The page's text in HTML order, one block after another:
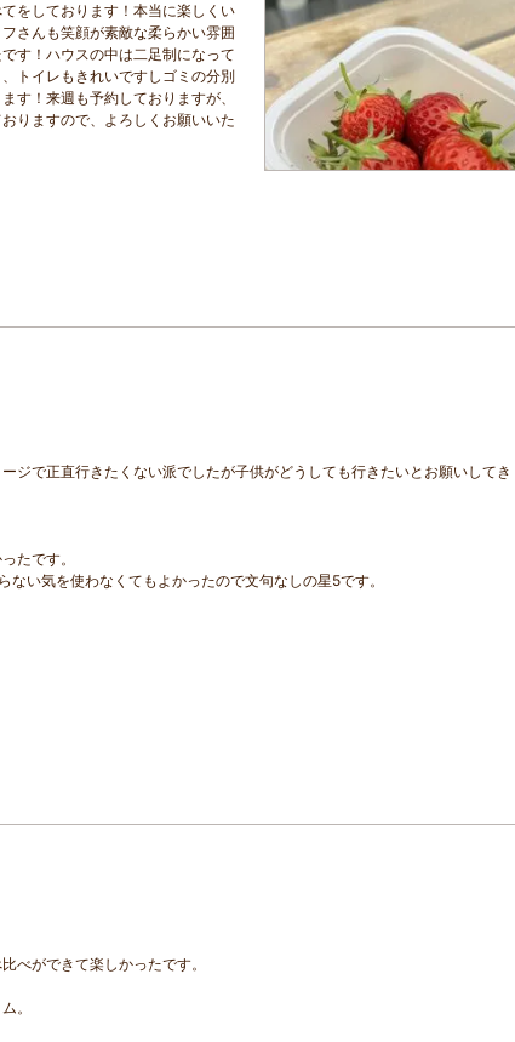
をしております！本当に楽しくい
さんも笑顔が素敵な柔らかい雰囲
す！ハウスの中は二足制になって
トイレもきれいですしゴミの分別
す！来週も予約しておりますが、
りますので、よろしくお願いいた
ジで正直行きたくない派でしたが子供がどうしても行きたいとお願いしてき
たです。
い気を使わなくてもよかったので文句なしの星5です。
べができて楽しかったです。
。